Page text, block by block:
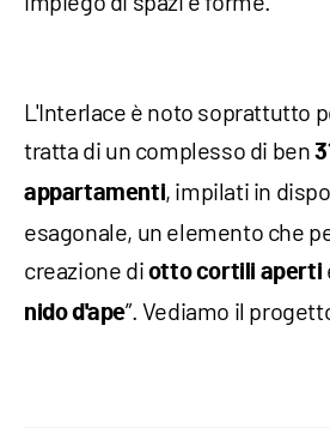
L'Interlace è noto soprattutto
tratta di un complesso di ben
appartamenti, impilati in
esagonale, un elemento che
creazione di otto cortili aperti
nido d'ape”. Vediamo il